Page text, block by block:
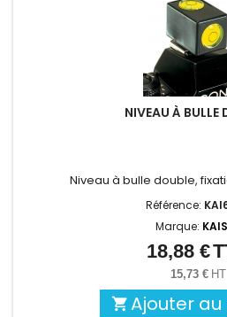
NIVEAU À BULLE
Niveau à bulle double,
Référence:
Marque:
Prix
18,88 €
15,73 € HT
 Ajouter